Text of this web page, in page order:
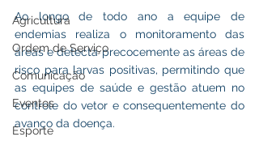
Agricultura
Ordem de Serviço
Comunicação
Eventos
Esporte
Ao longo de todo ano a equipe de
endemias realiza o monitoramento das
áreas e detecta precocemente as áreas de
risco para larvas positivas, permitindo que
as equipes de saúde e gestão atuem no
controle do vetor e consequentemente do
avanço da doença.